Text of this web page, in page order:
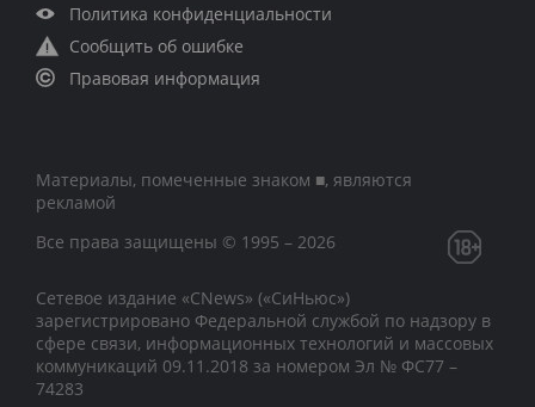
Политика конфиденциальности
Сообщить об ошибке
Правовая информация
Материалы, помеченные знаком ■, являются
рекламой
Все права защищены © 1995 – 2026
Сетевое издание «CNews» («СиНьюс»)
зарегистрировано Федеральной службой по надзору в
сфере связи, информационных технологий и массовых
коммуникаций 09.11.2018 за номером Эл № ФС77 –
74283